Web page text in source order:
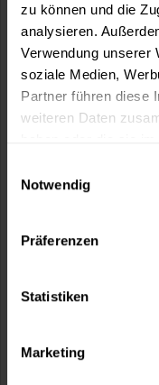
zu können und die
analysieren.
Verwendung unserer
soziale Medien,
Partner führen diese
weiteren Daten
Notwendig
Präferenzen
Statistiken
Marketing